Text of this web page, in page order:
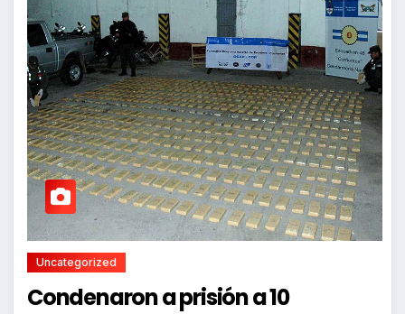
Uncategorized
Condenaron a prisión a 10